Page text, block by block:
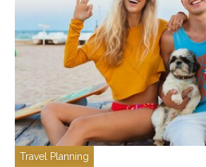
Travel Planning